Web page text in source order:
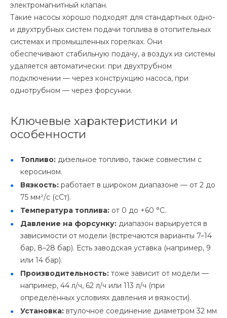
электромагнитный клапан.
Такие насосы хорошо подходят для стандартных одно-
и двухтрубных систем подачи топлива в отопительных
системах и промышленных горелках. Они
обеспечивают стабильную подачу, а воздух из системы
удаляется автоматически: при двухтрубном
подключении — через конструкцию насоса, при
однотрубном — через форсунки.
Ключевые характеристики и
особенности
Топливо: дизельное топливо, также совместим с
керосином.
Вязкость: работает в широком диапазоне — от 2 до
75 мм²/с (сСт).
Температура топлива: от 0 до +60 °C.
Давление на форсунку: диапазон варьируется в
зависимости от модели (встречаются варианты 7–14
бар, 8–28 бар). Есть заводская уставка (например, 9
или 14 бар).
Производительность: тоже зависит от модели —
например, 44 л/ч, 62 л/ч или 113 л/ч (при
определённых условиях давления и вязкости).
Установка: втулочное соединение диаметром 32 мм